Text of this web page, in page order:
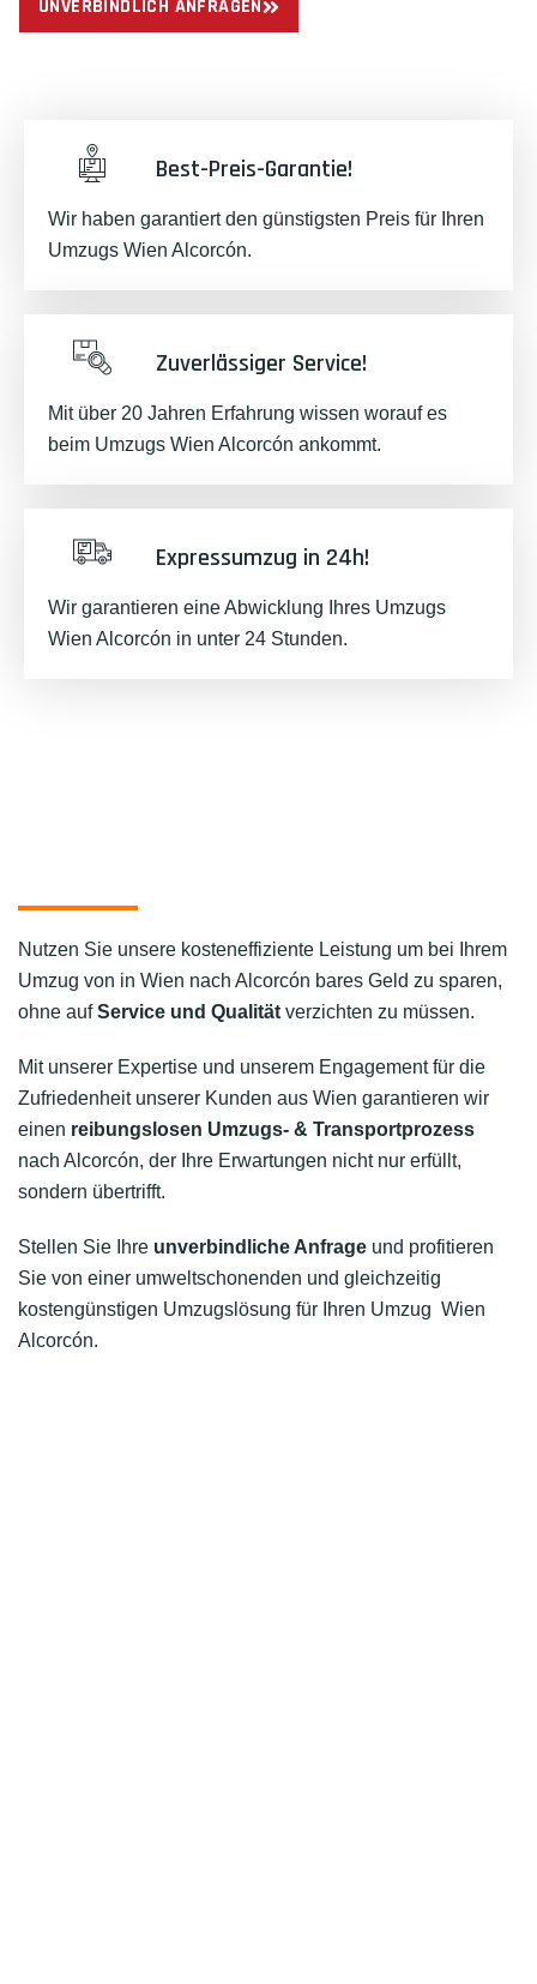
UNVERBINDLICH ANFRAGEN
Best-Preis-Garantie!
Wir haben garantiert den günstigsten Preis für Ihren
Umzugs Wien Alcorcón.
Zuverlässiger Service!
Mit über 20 Jahren Erfahrung wissen worauf es
beim Umzugs Wien Alcorcón ankommt.
Expressumzug in 24h!
Wir garantieren eine Abwicklung Ihres Umzugs
Wien Alcorcón in unter 24 Stunden.
Nutzen Sie unsere kosteneffiziente Leistung um bei Ihrem
Umzug von in Wien nach Alcorcón bares Geld zu sparen,
ohne aufService und Qualität verzichten zu müssen.
Mit unserer Expertise und unserem Engagement für die
Zufriedenheit unserer Kunden aus Wien garantieren wir
einen reibungslosen Umzugs- & Transportprozess
nach Alcorcón, der Ihre Erwartungen nicht nur erfüllt,
sondern übertrifft.
Stellen Sie Ihre unverbindliche Anfrage und profitieren
Sie von einer umweltschonenden und gleichzeitig
kostengünstigen Umzugslösung für Ihren Umzug Wien
Alcorcón.